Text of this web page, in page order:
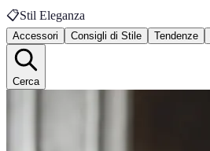
📋Stil Eleganza
Accessori Consigli di Stile Tendenze
Cerca